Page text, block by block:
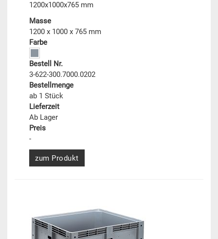
1200x1000x765 mm
Masse
1200 x 1000 x 765 mm
Farbe
Bestell Nr.
3-622-300.7000.0202
Bestellmenge
ab 1 Stück
Lieferzeit
Ab Lager
Preis
-
zum Produkt